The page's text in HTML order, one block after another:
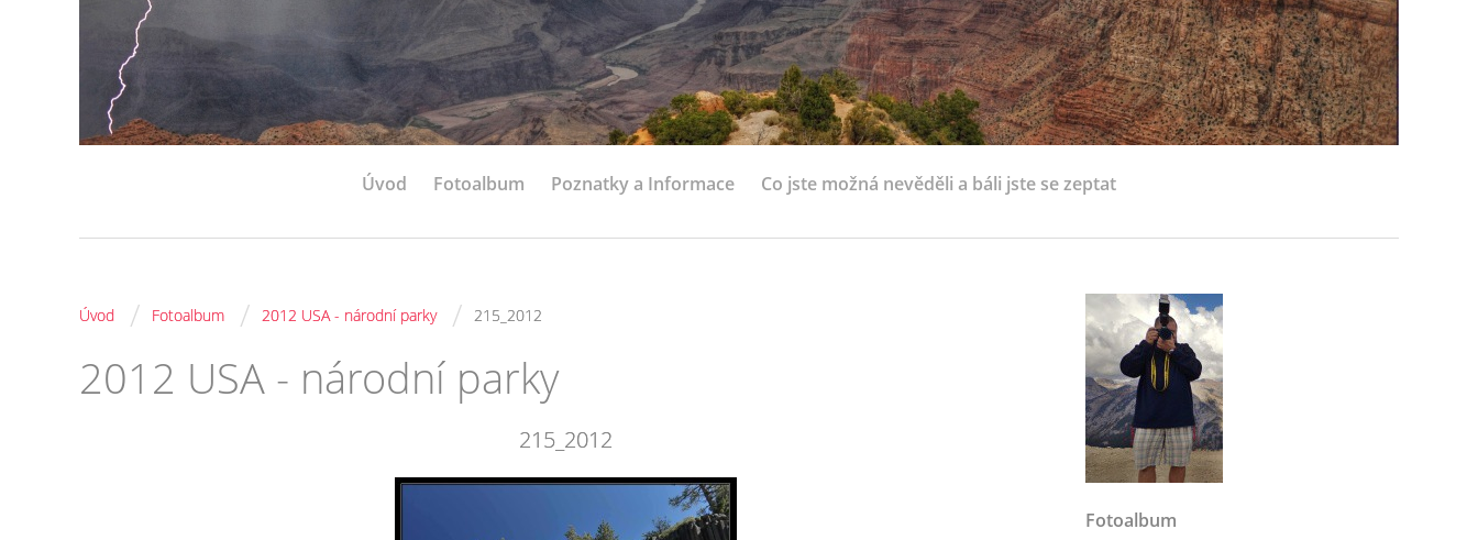
Úvod Fotoalbum Poznatky a Informace Co jste možná nevěděli a báli jste se zeptat
Úvod / Fotoalbum / 2012 USA - národní parky / 215_2012
2012 USA - národní parky
215_2012
Fotoalbum